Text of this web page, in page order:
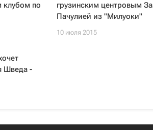
по
грузинским центровым
Пачулией из "Милуоки"
10 июля 2015
Шведа -